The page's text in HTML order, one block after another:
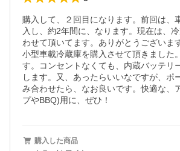
購入して、２回目になります。前回は、
入し、約2年間に、なります。現在は、
わせて頂いてます。ありがとうございま
小型車載冷蔵庫を購入させて頂きました
す。コンセントなくても、内蔵バッテリ
します。又、あったらいいなですが、ポ
み合わせたら、なお良いです。快適な、
プやBBQ)用に、ぜひ！
購入した商品